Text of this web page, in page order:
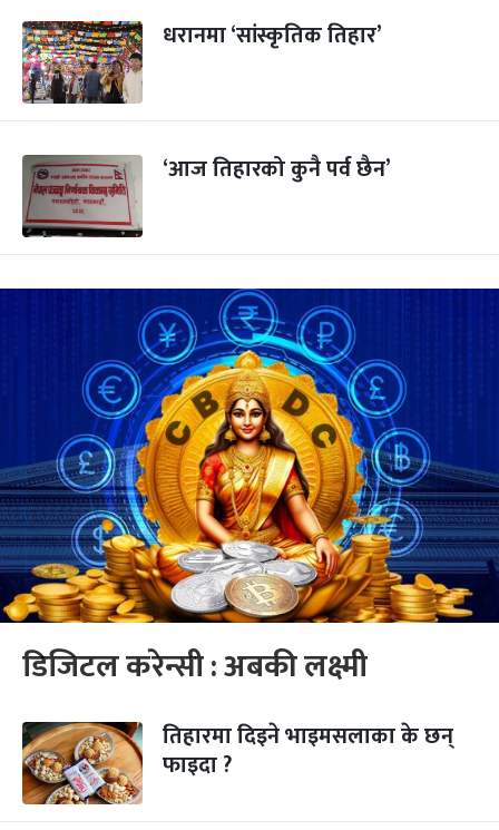
धरानमा ‘सांस्कृतिक तिहार’
‘आज तिहारको कुनै पर्व छैन’
डिजिटल करेन्सी : अबकी लक्ष्मी
तिहारमा दिइने भाइमसलाका के छन्
फाइदा ?